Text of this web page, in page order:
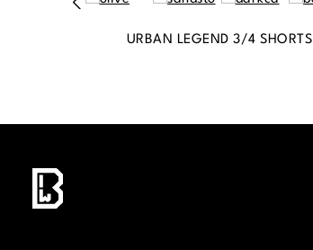
URBAN LEGEND 3/4 SHORTS